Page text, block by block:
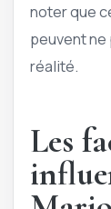
noter que
peuvent
réalité.
Les